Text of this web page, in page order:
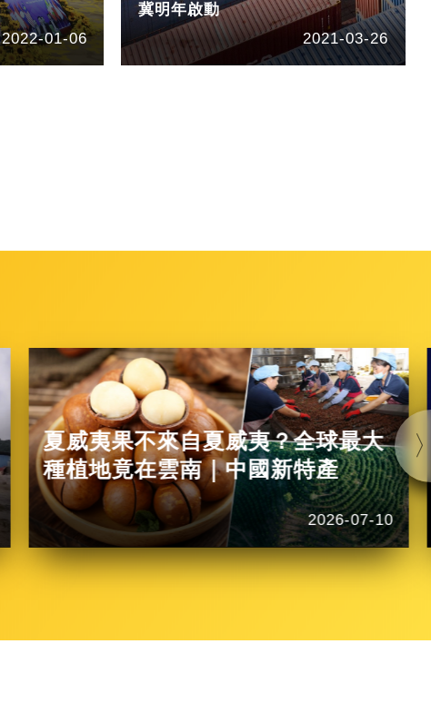
2022-01-06
冀明年啟動
2021-03-26
夏威夷果不來自夏威夷？全球最大
種植地竟在雲南｜中國新特產
2026-07-10